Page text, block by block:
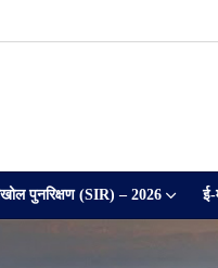
पुनरिक्षण (SIR) – 2026 ई-